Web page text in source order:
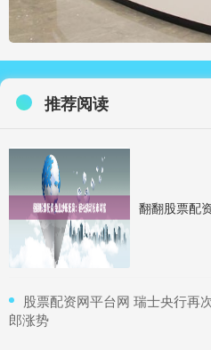
推荐阅读
股票配资网平台网 瑞士央行再
郎涨势